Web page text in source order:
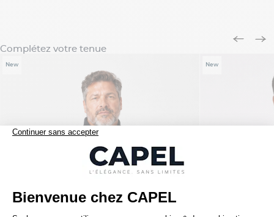
Complétez votre tenue
New New